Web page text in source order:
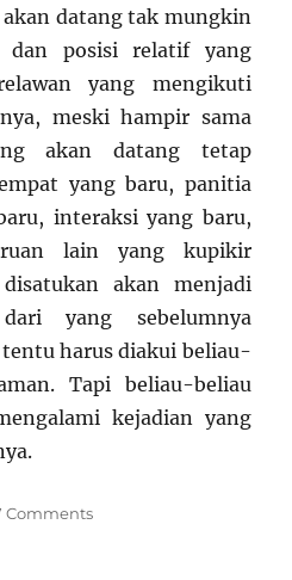
akan datang tak mungkin
dan posisi relatif yang
yang mengikuti
meski hampir sama
akan datang tetap
yang baru, panitia
interaksi yang baru,
lain yang kupikir
akan menjadi
yang sebelumnya
harus diakui beliau-
Tapi beliau-beliau
kejadian yang
Commentson